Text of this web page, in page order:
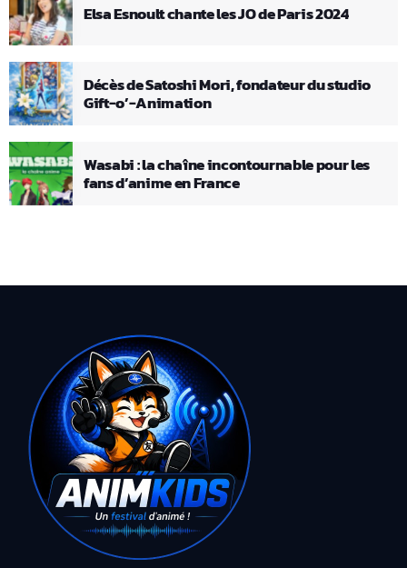
Elsa Esnoult chante les JO de Paris 2024
Décès de Satoshi Mori, fondateur du studio
Gift-o’-Animation
Wasabi : la chaîne incontournable pour les
fans d’anime en France